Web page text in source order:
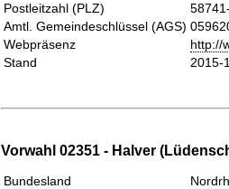
Postleitzahl (PLZ)
Amtl. Gemeindeschlüssel (AGS)
Webpräsenz
http://
Stand
2015-
Vorwahl 02351 - Halver
Bundesland